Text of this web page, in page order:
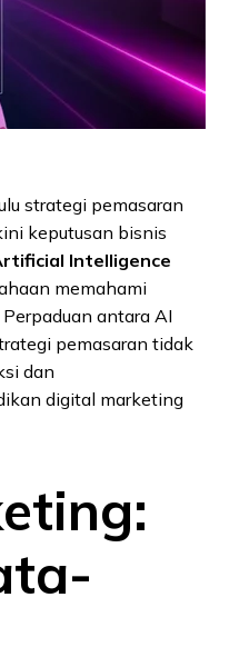
strategi pemasaran
keputusan bisnis
Intelligence
memahami
antara AI
pemasaran tidak
dan
digital marketing